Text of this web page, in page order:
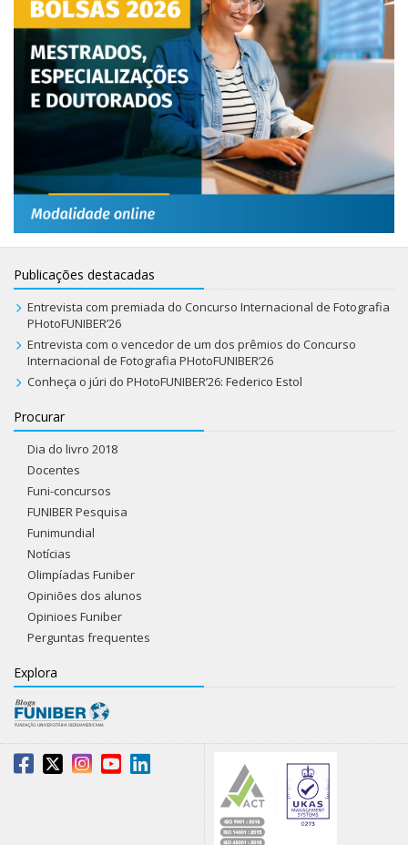
Publicações destacadas
Entrevista com premiada do Concurso Internacional de Fotografia
PHotoFUNIBER’26
Entrevista com o vencedor de um dos prêmios do Concurso
Internacional de Fotografia PHotoFUNIBER’26
Conheça o júri do PHotoFUNIBER’26: Federico Estol
Procurar
Dia do livro 2018
Docentes
Funi-concursos
FUNIBER Pesquisa
Funimundial
Notícias
Olimpíadas Funiber
Opiniões dos alunos
Opinioes Funiber
Perguntas frequentes
Explora